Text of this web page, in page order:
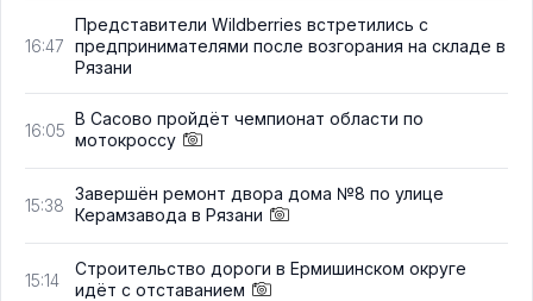
16:47
Представители Wildberries встретились с
предпринимателями после возгорания на складе в
Рязани
16:05
В Сасово пройдёт чемпионат области по
мотокроссу
15:38
Завершён ремонт двора дома №8 по улице
Керамзавода в Рязани
15:14
Строительство дороги в Ермишинском округе
идёт с отставанием